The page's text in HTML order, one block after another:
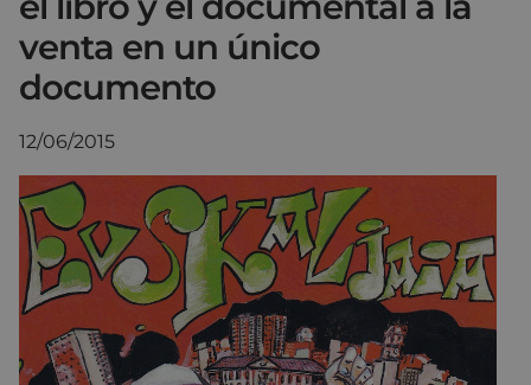
venta en un único
documento
12/06/2015